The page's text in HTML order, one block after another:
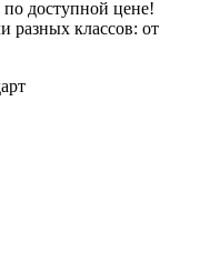
доступной цене!
разных классов: от